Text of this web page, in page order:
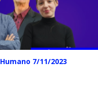
7/11/2023